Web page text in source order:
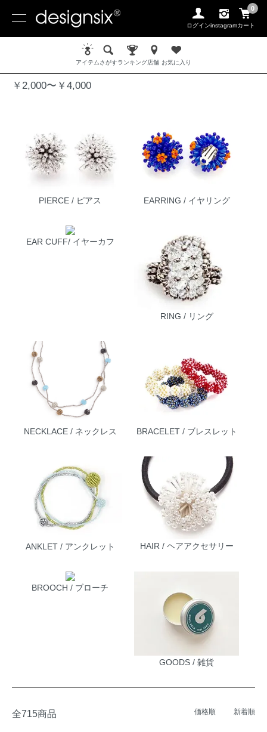
ログインinstagram
0
カート
アイテムさがすランキング店舗 お気に入り
￥2,000〜￥4,000
￥2,000〜￥4,000
PIERCE / ピアス EARRING / イヤリング
EAR CUFF/ イヤーカフ
RING / リング
NECKLACE / ネックレス BRACELET / ブレスレット
ANKLET / アンクレット HAIR / ヘアアクセサリー
BROOCH / ブローチ
GOODS / 雑貨
全715商品 価格順 新着順